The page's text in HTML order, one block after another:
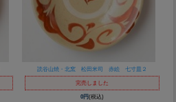
読谷山焼・北窯 松田米司 赤絵 七寸皿２
完売しました
0円(税込)